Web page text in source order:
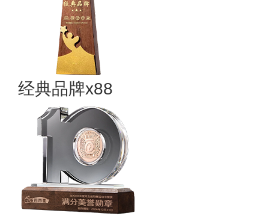
经典品牌x88